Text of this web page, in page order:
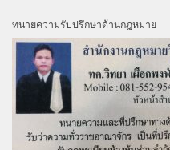
ทนายความรับปรึกษาด้านกฎหมาย